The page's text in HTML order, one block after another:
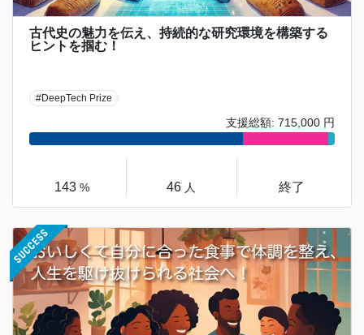
古代史の魅力を伝え、持続的な研究環境を構築する
ヒントを掴む！
#DeepTech Prize
支援総額: 715,000 円
143 % 46 人 終了